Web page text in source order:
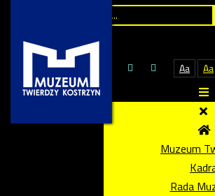
Aa Aa
Muzeum
Rada